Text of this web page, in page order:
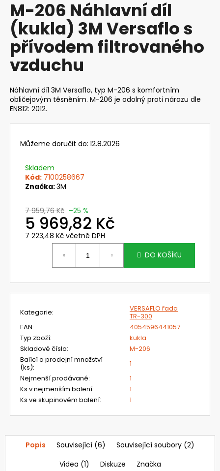
produktu
je
0,0
z
5
hvězdiček.
M-206 Náhlavní díl
(kukla) 3M Versaflo s
přívodem filtrovaného
vzduchu
Náhlavní díl 3M Versaflo, typ M-206 s komfortním
obličejovým těsněním. M-206 je odolný proti nárazu dle
EN812: 2012.
Můžeme doručit do: 12.8.2026
Skladem
Kód: 7100258667
Značka:3M
7 959,76 Kč –25 %
5 969,82 Kč
7 223,48 Kč včetně DPH
DO KOŠÍKU
Kategorie:
VERSAFLO řada
TR-300
EAN:
4054596441057
Typ zboží:
kukla
Skladové číslo:
M-206
Balící a prodejní množství
(ks):
1
Nejmenší prodávané:
1
Ks v nejmenším balení:
1
Ks ve skupinovém balení: 1
Popis Související (6)
Související soubory (2)
Videa (1)
Diskuze Značka
a
j
í
t
?
UNIMASK
LEHKÝ
UNIVERZÁLNÍ
OBLIČEJOVÝ
ŠTÍT
TEXTILNÍM
OBLIČEJOVÝM
TĚSNĚNÍM,VÁLCOVÝM
ZORNÍKEM
S
SYSTÉMEM